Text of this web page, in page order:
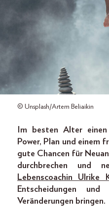
© Unsplash/Artem Beliaikin
Im besten Alter
Power, Plan und einem
gute Chancen für
durchbrechen und
Lebenscoachin Ulrike
Entscheidungen
Veränderungen bringen.